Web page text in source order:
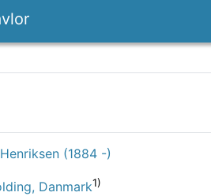
(1884 -)
Danmark1)